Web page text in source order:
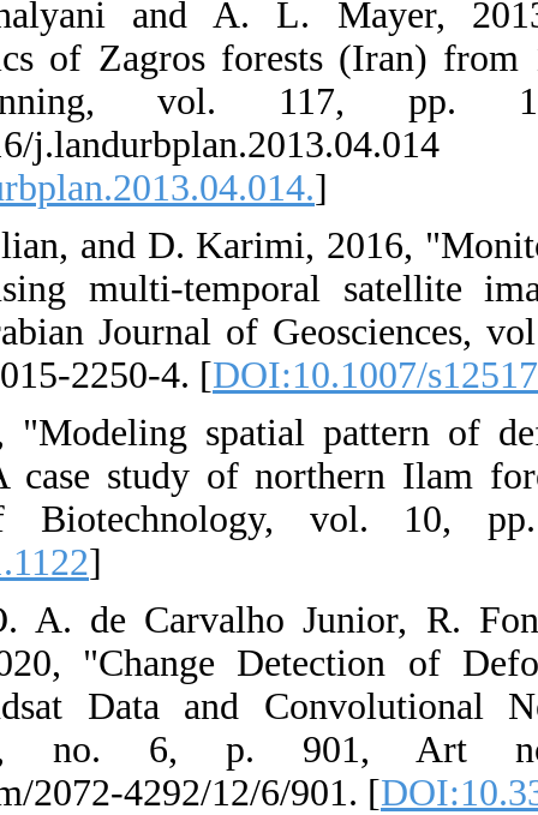
27. A.
deforestation
and
https://doi.org/
[DOI:10.1016/
28. N. Karimi,
Jangal-Abr
analysis
doi: 10.1007/
29. S. Arekhi,
logistic
African
30. P. P. de
Trancoso
Amazon
Sensing,
https://